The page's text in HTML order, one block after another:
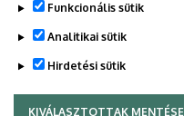
Funkcionális sütik
Analitikai sütik
Hirdetési sütik
KIVÁLASZTOTTAK MENTÉSE
WITHDRAW CONSENT